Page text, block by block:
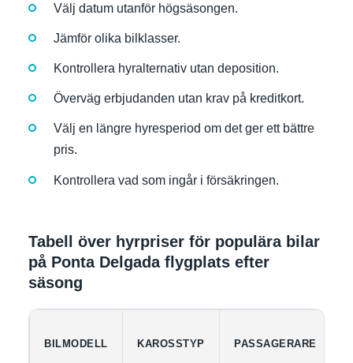
Välj datum utanför högsäsongen.
Jämför olika bilklasser.
Kontrollera hyralternativ utan deposition.
Överväg erbjudanden utan krav på kreditkort.
Välj en längre hyresperiod om det ger ett bättre
pris.
Kontrollera vad som ingår i försäkringen.
Tabell över hyrpriser för populära bilar
på Ponta Delgada flygplats efter
säsong
BILMODELL KAROSSTYP PASSAGERARE